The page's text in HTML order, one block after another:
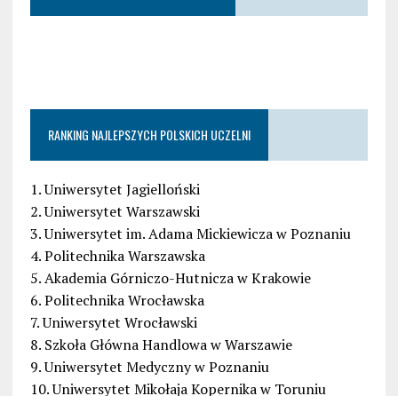
RANKING NAJLEPSZYCH POLSKICH UCZELNI
1. Uniwersytet Jagielloński
2. Uniwersytet Warszawski
3. Uniwersytet im. Adama Mickiewicza w Poznaniu
4. Politechnika Warszawska
5. Akademia Górniczo-Hutnicza w Krakowie
6. Politechnika Wrocławska
7. Uniwersytet Wrocławski
8. Szkoła Główna Handlowa w Warszawie
9. Uniwersytet Medyczny w Poznaniu
10. Uniwersytet Mikołaja Kopernika w Toruniu